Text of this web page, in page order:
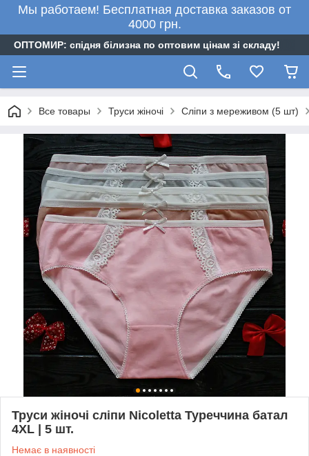
Мы работаем! Бесплатная доставка заказов от
4000 грн.
ОПТОМИР: спідня білизна по оптовим цінам зі складу!
Все товары Труси жіночі Сліпи з мереживом (5 шт)
Труси жіночі сліпи Nicoletta Туреччина батал
4XL | 5 шт.
Немає в наявності